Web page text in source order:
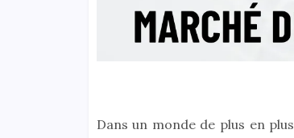
Dans un monde de plus en